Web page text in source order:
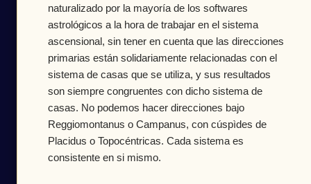
naturalizado por la mayoría de los softwares
astrológicos a la hora de trabajar en el sistema
ascensional, sin tener en cuenta que las direcciones
primarias están solidariamente relacionadas con el
sistema de casas que se utiliza, y sus resultados
son siempre congruentes con dicho sistema de
casas. No podemos hacer direcciones bajo
Reggiomontanus o Campanus, con cúspìdes de
Placidus o Topocéntricas. Cada sistema es
consistente en si mismo.